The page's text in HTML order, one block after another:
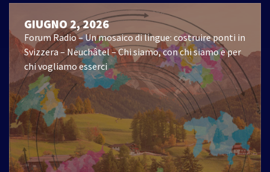
GIUGNO 2, 2026
Forum Radio – Un mosaico di lingue: costruire ponti in
Svizzera – Neuchâtel – Chi siamo, con chi siamo e per
chi vogliamo esserci